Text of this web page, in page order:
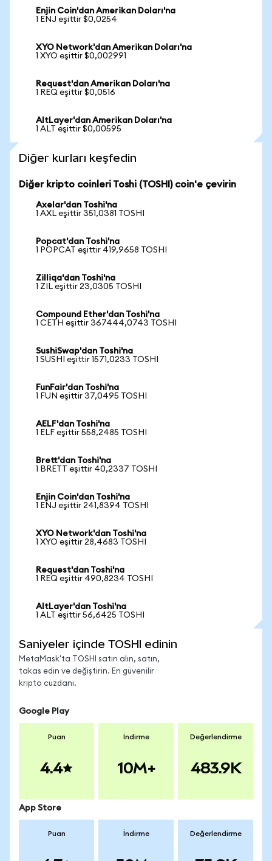
Enjin Coin'dan Amerikan Doları'na
1 ENJ eşittir $0,0254
XYO Network'dan Amerikan Doları'na
1 XYO eşittir $0,002991
Request'dan Amerikan Doları'na
1 REQ eşittir $0,0516
AltLayer'dan Amerikan Doları'na
1 ALT eşittir $0,00595
Diğer kurları keşfedin
Diğer kripto coinleri Toshi (TOSHI) coin'e çevirin
Axelar'dan Toshi'na
1 AXL eşittir 351,0381 TOSHI
Popcat'dan Toshi'na
1 POPCAT eşittir 419,9658 TOSHI
Zilliqa'dan Toshi'na
1 ZIL eşittir 23,0305 TOSHI
Compound Ether'dan Toshi'na
1 CETH eşittir 367444,0743 TOSHI
SushiSwap'dan Toshi'na
1 SUSHI eşittir 1571,0233 TOSHI
FunFair'dan Toshi'na
1 FUN eşittir 37,0495 TOSHI
AELF'dan Toshi'na
1 ELF eşittir 558,2485 TOSHI
Brett'dan Toshi'na
1 BRETT eşittir 40,2337 TOSHI
Enjin Coin'dan Toshi'na
1 ENJ eşittir 241,8394 TOSHI
XYO Network'dan Toshi'na
1 XYO eşittir 28,4683 TOSHI
Request'dan Toshi'na
1 REQ eşittir 490,8234 TOSHI
AltLayer'dan Toshi'na
1 ALT eşittir 56,6425 TOSHI
Saniyeler içinde TOSHI edinin
MetaMask'ta TOSHI satın alın, satın,
takas edin ve değiştirin. En güvenilir
kripto cüzdanı.
Google Play
Puan
4.4
İndirme
10M+
Değerlendirme
483.9K
App Store
Puan İndirme Değerlendirme